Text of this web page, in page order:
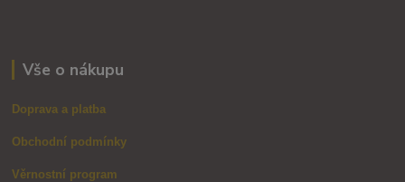
Vše o nákupu
Doprava a platba
Obchodní podmínky
Věrnostní program